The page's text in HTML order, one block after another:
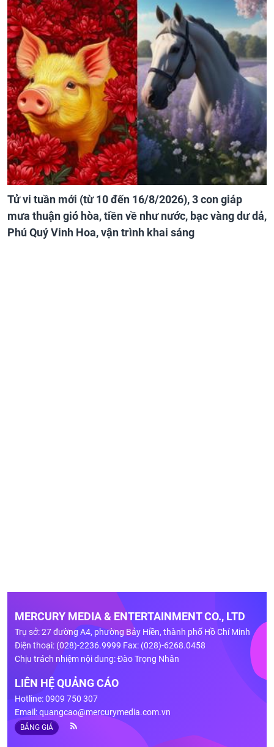
Tử vi tuần mới (từ 10 đến 16/8/2026), 3 con giáp
mưa thuận gió hòa, tiền về như nước, bạc vàng dư dả,
Phú Quý Vinh Hoa, vận trình khai sáng
MERCURY MEDIA & ENTERTAINMENT CO., LTD
Trụ sở: 27 đường A4, phường Bảy Hiền, thành phố Hồ Chí Minh
Điện thoại: (028)-2236.9999 Fax: (028)-6268.0458
Chịu trách nhiệm nội dung: Đào Trọng Nhân
LIÊN HỆ QUẢNG CÁO
Hotline: 0909 750 307
Email:quangcao@mercurymedia.com.vn
BẢNG GIÁ